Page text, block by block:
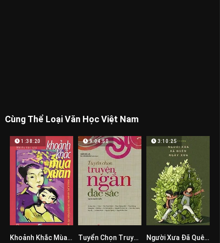
Cùng Thể Loại Văn Học Việt Nam
0
1:38:20
Khoảnh Khắc Mùa Xuân 0
9:04:50
Tuyển Chọn Truyện Ngắn Đặc Sắc 0
3:10:25
Người Xưa Đã Quên Ngày Xưa